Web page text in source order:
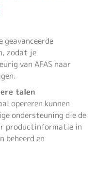
zodat je
van AFAS naar
talen
opereren kunnen
ondersteuning die de
productinformatie in
beheerd en